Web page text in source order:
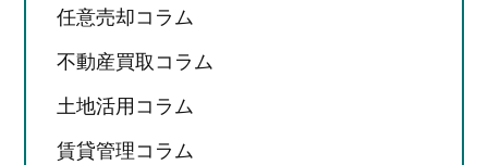
任意売却コラム
不動産買取コラム
土地活用コラム
賃貸管理コラム